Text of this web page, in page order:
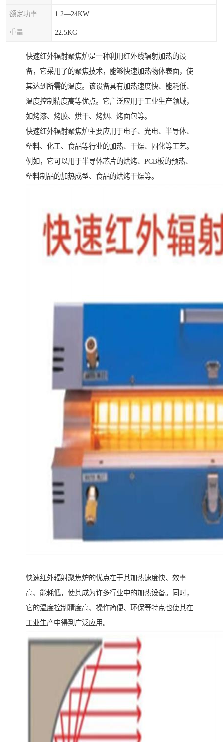
额定功率 1.2—24KW
重量 22.5KG
快速红外辐射聚焦炉是一种利用红外线辐射加热的设
备，它采用了的聚焦技术，能够快速加热物体表面，使
其达到所需的温度。该设备具有加热速度快、能耗低、
温度控制精度高等优点。它广泛应用于工业生产领域，
如烤漆、烤胶、烘干、烤烟、烤面包等。
快速红外辐射聚焦炉主要应用于电子、光电、半导体、
塑料、化工、食品等行业的加热、干燥、固化等工艺。
例如，它可以用于半导体芯片的烘烤、PCB板的预热、
塑料制品的加热成型、食品的烘烤干燥等。
快速红外辐射聚焦炉的优点在于其加热速度快、效率
高、能耗低，使其成为许多行业中的加热设备。同时，
它的温度控制精度高、操作简便、环保等特点也使其在
工业生产中得到广泛应用。